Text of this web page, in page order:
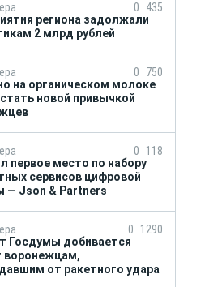
0
435
региона задолжали
2 млрд рублей
0
750
на органическом молоке
новой привычкой
0
118
первое место по набору
сервисов цифровой
— Json & Partners
0
1290
Госдумы добивается
воронежцам,
от ракетного удара